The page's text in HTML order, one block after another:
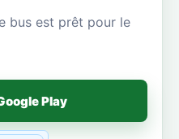
bus est prêt pour le
Play